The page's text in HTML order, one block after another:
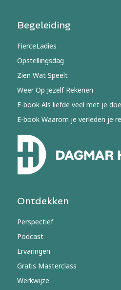
Begeleiding
FierceLadies
Opstellingsdag
Zien Wat Speelt
Weer Op Jezelf Rekenen
E-book Als liefde veel met je
E-book Waarom je verleden je
Ontdekken
Perspectief
Podcast
Ervaringen
Gratis Masterclass
Werkwijze